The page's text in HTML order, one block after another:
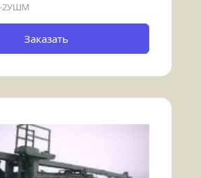
2УШМ
Заказать